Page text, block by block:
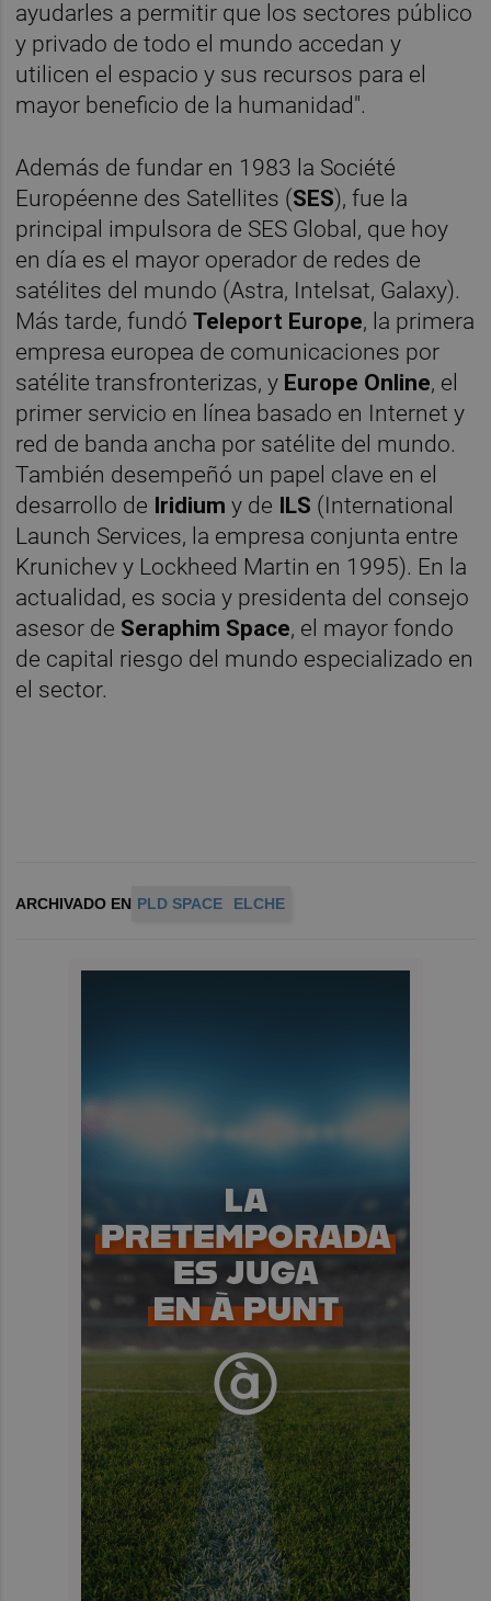
ayudarles a permitir que los sectores público
y privado de todo el mundo accedan y
utilicen el espacio y sus recursos para el
mayor beneficio de la humanidad".
Además de fundar en 1983 la Société
Européenne des Satellites (SES), fue la
principal impulsora de SES Global, que hoy
en día es el mayor operador de redes de
satélites del mundo (Astra, Intelsat, Galaxy).
Más tarde, fundóTeleport Europe, la primera
empresa europea de comunicaciones por
satélite transfronterizas, y Europe Online, el
primer servicio en línea basado en Internet y
red de banda ancha por satélite del mundo.
También desempeñó un papel clave en el
desarrollo de Iridiumy de ILS (International
Launch Services, la empresa conjunta entre
Krunichev y Lockheed Martin en 1995). En la
actualidad, es socia y presidenta del consejo
asesor de Seraphim Space, el mayor fondo
de capital riesgo del mundo especializado en
el sector.
ARCHIVADO EN PLD SPACE ELCHE